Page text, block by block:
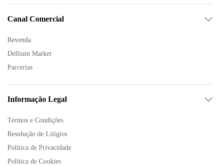
Canal Comercial
Revenda
Dellium Market
Parcerias
Informação Legal
Termos e Condições
Resolução de Litígios
Política de Privacidade
Política de Cookies